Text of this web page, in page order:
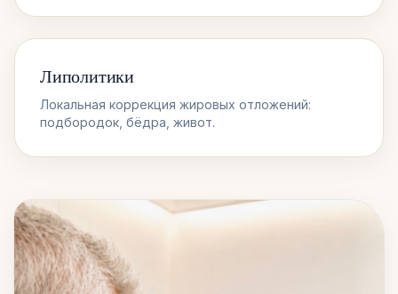
Липолитики
Локальная коррекция жировых отложений:
подбородок, бёдра, живот.